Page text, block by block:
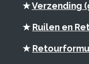
★Verzending
★ Ruilen en
★